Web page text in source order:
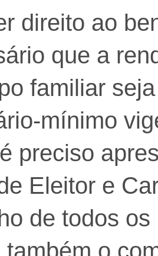
direito ao
que a
familiar
mínimo
preciso
Eleitor e
de todos
também o